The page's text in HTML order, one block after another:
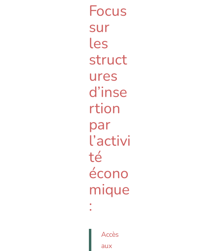
Focus
sur
les
struct
ures
d’inse
rtion
par
l’activi
té
écono
mique
:
Accès
aux